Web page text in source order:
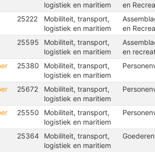
logistiek en maritiem
en
25222
Mobiliteit, transport,
logistiek en maritiem
en
25595
Mobiliteit, transport,
logistiek en maritiem
en
25380
Mobiliteit, transport,
logistiek en maritiem
25672
Mobiliteit, transport,
logistiek en maritiem
25550
Mobiliteit, transport,
logistiek en maritiem
25364
Mobiliteit, transport,
logistiek en maritiem